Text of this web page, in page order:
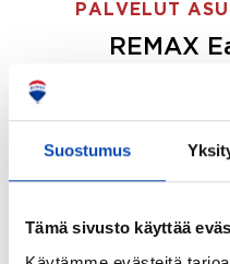
Suostumus
Tämä sivusto käyttää
PALVELUT
REMAX
ostajille.
Tee